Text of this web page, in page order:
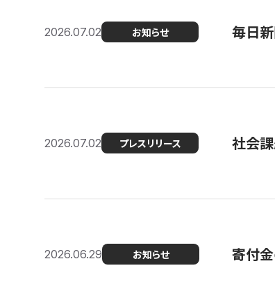
2026.07.02 お知らせ 毎日
2026.07.02 プレスリリース 社会
2026.06.29 お知らせ 寄付